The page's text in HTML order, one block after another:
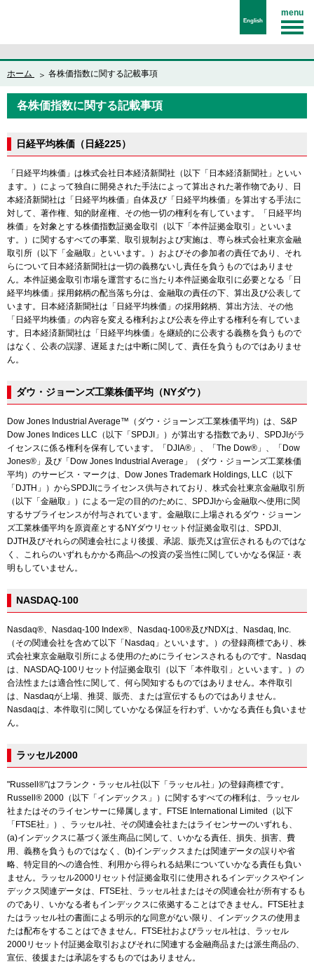
English
ホーム 各株価指数に関する記載事項
各株価指数に関する記載事項
日経平均株価（日経225）
「日経平均株価」は株式会社日本経済新聞社（以下「日本経済新聞社」といい
ます。）によって独自に開発された手法によって算出された著作物であり、日
本経済新聞社は「日経平均株価」自体及び「日経平均株価」を算出する手法に
対して、著作権、知的財産権、その他一切の権利を有しています。「日経平均
株価」を対象とする株価指数証拠金取引（以下「本件証拠金取引」といいま
す。）に関するすべての事業、取引規制および実施は、専ら株式会社東京金融
取引所（以下「金融取」といいます。）およびその参加者の責任であり、それ
らについて日本経済新聞社は一切の義務ないし責任を負うものではありませ
ん。本件証拠金取引市場を運営するに当たり本件証拠金取引に必要となる「日
経平均株価」採用銘柄の配当落ち分は、金融取の責任の下、算出及び公表して
います。日本経済新聞社は「日経平均株価」の採用銘柄、算出方法、その他
「日経平均株価」の内容を変える権利および公表を停止する権利を有していま
す。日本経済新聞社は「日経平均株価」を継続的に公表する義務を負うもので
はなく、公表の誤謬、遅延または中断に関して、責任を負うものではありませ
ん。
ダウ・ジョーンズ工業株価平均（NYダウ）
Dow Jones Industrial Average™（ダウ・ジョーンズ工業株価平均）は、S&P
Dow Jones Indices LLC（以下「SPDJI」）が算出する指数であり、SPDJIがラ
イセンスに係る権利を保有しています。「DJIA®」、「The Dow®」、「Dow
Jones®」及び「Dow Jones Industrial Average」（ダウ・ジョーンズ工業株価
平均）のサービス・マークは、Dow Jones Trademark Holdings, LLC（以下
「DJTH」）からSPDJIにライセンス供与されており、株式会社東京金融取引所
（以下「金融取」）による一定の目的のために、SPDJIから金融取へ使用に関
するサブライセンスが付与されています。金融取に上場されるダウ・ジョーン
ズ工業株価平均を原資産とするNYダウリセット付証拠金取引は、SPDJI、
DJTH及びそれらの関連会社により後援、承認、販売又は宣伝されるものではな
く、これらのいずれもかかる商品への投資の妥当性に関していかなる保証・表
明もしていません。
NASDAQ-100
Nasdaq®、Nasdaq-100 Index®、Nasdaq-100®及びNDXは、Nasdaq, Inc.
（その関連会社を含めて以下「Nasdaq」といいます。）の登録商標であり、株
式会社東京金融取引所による使用のためにライセンスされるものです。Nasdaq
は、NASDAQ-100リセット付証拠金取引（以下「本件取引」といいます。）の
合法性または適合性に関して、何ら関知するものではありません。本件取引
は、Nasdaqが上場、推奨、販売、または宣伝するものではありません。
Nasdaqは、本件取引に関していかなる保証を行わず、いかなる責任も負いませ
ん。
ラッセル2000
"Russell®"はフランク・ラッセル社(以下「ラッセル社」)の登録商標です。
Russell® 2000（以下「インデックス」）に関するすべての権利は、ラッセル
社またはそのライセンサーに帰属します。FTSE International Limited（以下
「FTSE社」）、ラッセル社、その関連会社またはライセンサーのいずれも、
(a)インデックスに基づく派生商品に関して、いかなる責任、損失、損害、費
用、義務を負うものではなく、(b)インデックスまたは関連データの誤りや省
略、特定目的への適合性、利用から得られる結果についていかなる責任も負い
ません。ラッセル2000リセット付証拠金取引に使用されるインデックスやイン
デックス関連データは、FTSE社、ラッセル社またはその関連会社が所有するも
のであり、いかなる者もインデックスに依拠することはできません。FTSE社ま
たはラッセル社の書面による明示的な同意がない限り、インデックスの使用ま
たは配布をすることはできません。FTSE社およびラッセル社は、ラッセル
2000リセット付証拠金取引およびそれに関連する金融商品または派生商品の、
宣伝、後援または承認をするものではありません。
menu